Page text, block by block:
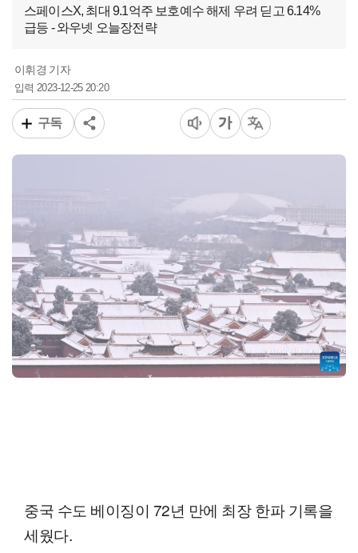
스페이스X, 최대 9.1억주 보호예수 해제 우려 딛고 6.14%
급등 - 와우넷 오늘장전략
이휘경 기자
입력2023-12-25 20:20
구독
중국 수도 베이징이 72년 만에 최장 한파 기록을
세웠다.